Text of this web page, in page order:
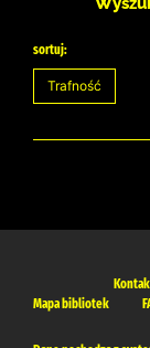
sortuj:
Mapa bibliotek